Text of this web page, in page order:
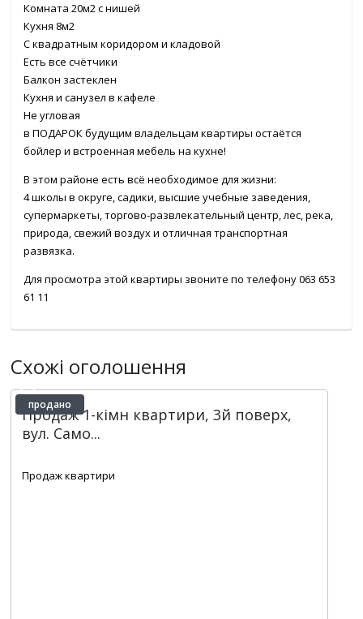
Комната 20м2 с нишей
Кухня 8м2
С квадратным коридором и кладовой
Есть все счётчики
Балкон застеклен
Кухня и санузел в кафеле
Не угловая
в ПОДАРОК будущим владельцам квартиры остаётся
бойлер и встроенная мебель на кухне!
В этом районе есть всё необходимое для жизни:
4 школы в округе, садики, высшие учебные заведения,
супермаркеты, торгово-развлекательный центр, лес, река,
природа, свежий воздух и отличная транспортная
развязка.
Для просмотра этой квартиры звоните по телефону 063 653
61 11
Схожі оголошення
продано
Продаж 1-кімн квартири, 3й поверх,
вул. Само...
Продаж квартири